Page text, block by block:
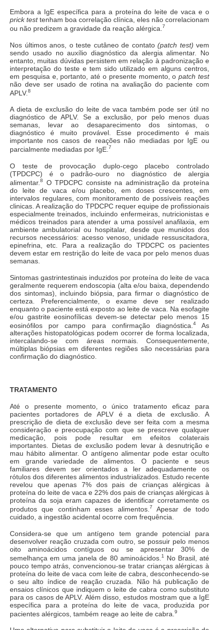
Embora a IgE específica para a proteína do leite de vaca e o
prick testtenham boa correlação clínica, eles não correlacionam
ou não predizem a gravidade da reação alérgica. 7
Nos últimos anos, o teste cutâneo de contato (patch test) vem
sendo usado no auxílio diagnóstico da alergia alimentar. No
entanto, muitas dúvidas persistem em relação à padronização e
interpretação do teste e tem sido utilizado em alguns centros,
em pesquisa e, portanto, até o presente momento, opatch test
não deve ser usado de rotina na avaliação do paciente com
APLV. 8
A dieta de exclusão do leite de vaca também pode ser útil no
diagnóstico de APLV. Se a exclusão, por pelo menos duas
semanas, levar ao desaparecimento dos sintomas, o
diagnóstico é muito provável. Esse procedimento é mais
importante nos casos de reações não mediadas por IgE ou
parcialmente mediadas por IgE. 7
O teste de provocação duplo-cego placebo controlado
(TPDCPC) é o padrão-ouro no diagnóstico de alergia
alimentar. 8
O TPDCPC consiste na administração da proteína
do leite de vaca e/ou placebo, em doses crescentes, em
intervalos regulares, com monitoramento de possíveis reações
clinicas. A realização do TPDCPC requer equipe de profissionais
especialmente treinados, incluindo enfermeiras, nutricionistas e
médicos treinados para atender a uma possível anafilaxia, em
ambiente ambulatorial ou hospitalar, desde que munidos dos
recursos necessários: acesso venoso, unidade ressuscitadora,
epinefrina, etc. Para a realização do TPDCPC os pacientes
devem estar em restrição do leite de vaca por pelo menos duas
semanas.
Sintomas gastrintestinais induzidos por proteína do leite de vaca
geralmente requerem endoscopia (alta e/ou baixa, dependendo
dos sintomas), incluindo biópsia, para firmar o diagnóstico de
certeza. Preferencialmente, o exame deve ser realizado
enquanto o paciente está exposto ao leite de vaca. Na esofagite
e/ou gastrite eosinofílicas devem-se detectar pelo menos 15
eosinófilos por campo para confirmação diagnóstica. 4As
alterações histopatológicas podem ocorrer de forma localizada,
intercalando-se com áreas normais. Consequentemente,
múltiplas biópsias em diferentes regiões são necessárias para
confirmação do diagnóstico.
TRATAMENTO
Até o presente momento, o único tratamento eficaz para
pacientes portadores de APLV é a dieta de exclusão. A
prescrição de dieta de exclusão deve ser feita com a mesma
consideração e preocupação com que se prescreve qualquer
medicação, pois pode resultar em efeitos colaterais
importantes. Dietas de exclusão podem levar à desnutrição e
mau hábito alimentar. O antígeno alimentar pode estar oculto
em grande variedade de alimentos. O paciente e seus
familiares devem ser orientados a ler adequadamente os
rótulos dos diferentes alimentos industrializados. Estudo recente
revelou que apenas 7% dos pais de crianças alérgicas à
proteína do leite de vaca e 22% dos pais de crianças alérgicas à
proteína da soja eram capazes de identificar corretamente os
produtos que continham esses alimentos. 7
Apesar de todo
cuidado, a ingestão acidental ocorre com frequência.
Considera-se que um antígeno tem grande potencial para
desenvolver reação cruzada com outro, se possuir pelo menos
oito aminoácidos contíguos ou se apresentar 30% de
semelhança em uma janela de 80 aminoácidos. 1
No Brasil, até
pouco tempo atrás, convencionou-se tratar crianças alérgicas à
proteína do leite de vaca com leite de cabra, desconhecendo-se
o seu alto índice de reação cruzada. Não há publicação de
ensaios clínicos que indiquem o leite de cabra como substituto
para os casos de APLV. Além disso, estudos mostram que a IgE
específica para a proteína do leite de vaca, produzida por
pacientes alérgicos, também reage ao leite de cabra. 9